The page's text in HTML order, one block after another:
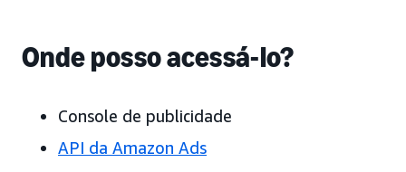
Onde posso acessá-lo?
Console de publicidade
API da Amazon Ads